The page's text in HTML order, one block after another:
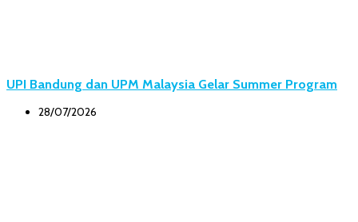
UPI Bandung dan UPM Malaysia Gelar Summer Program
28/07/2026